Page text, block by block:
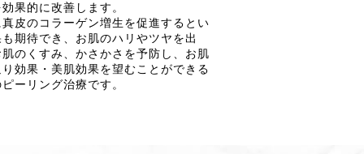
果的に改善します。
皮のコラーゲン増生を促進するとい
期待でき、お肌のハリやツヤを出
のくすみ、かさかさを予防し、お肌
効果・美肌効果を望むことができる
ーリング治療です。